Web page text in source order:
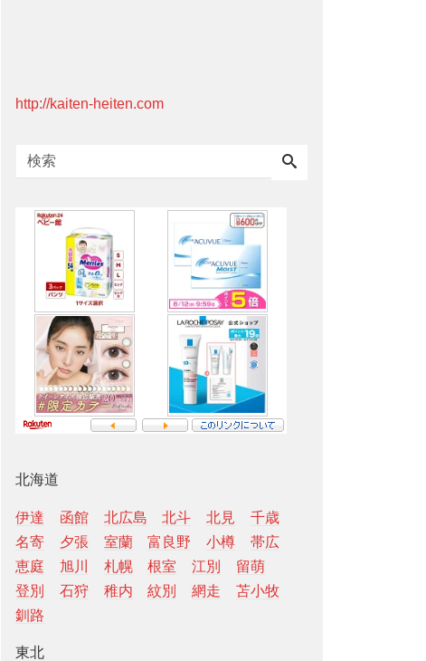
http://kaiten-heiten.com
北海道
伊達 函館 北広島 北斗 北見
千歳
名寄
夕張 室蘭 富良野 小樽
帯広
恵庭
旭川 札幌 根室 江別
留萌
登別
石狩 稚内 紋別 網走
苫小牧
釧路
東北